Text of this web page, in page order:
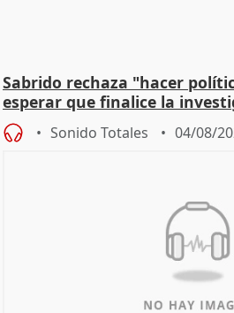
Sabrido rechaza "hacer
esperar que finalice la
Sonido Totales 04/08/